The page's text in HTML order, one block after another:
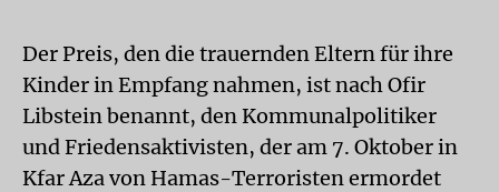
Der Preis, den die trauernden Eltern für ihre
Kinder in Empfang nahmen, ist nach Ofir
Libstein benannt, den Kommunalpolitiker
und Friedensaktivisten, der am 7. Oktober in
Kfar Aza von Hamas-Terroristen ermordet